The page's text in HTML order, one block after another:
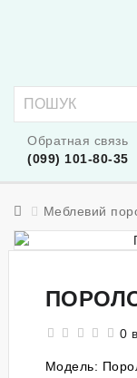
Обратная связь
(099) 101-80-35
Меблевий
0
Модель: